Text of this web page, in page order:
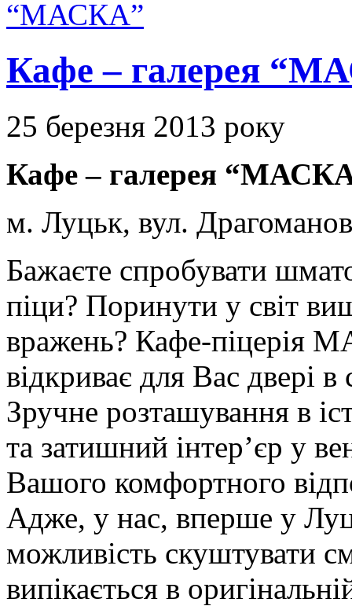
Кафе – галерея
25 березня 2013 року
Кафе – галерея
м. Луцьк, вул.
Бажаєте спробувати
піци? Поринути у світ
вражень? Кафе-піцерія
відкриває для Вас двері
Зручне розташування в
та затишний інтер’єр у
Вашого комфортного
Адже, у нас, вперше у
можливість скуштувати
випікається в